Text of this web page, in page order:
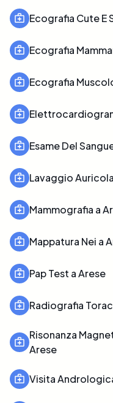
Ecografia Cute
Ecografia
Ecografia
Esame Del
Lavaggio
Mammografia a
Mappatura Nei a
Pap Test a Arese
Radiografia
Risonanza
Arese
Visita